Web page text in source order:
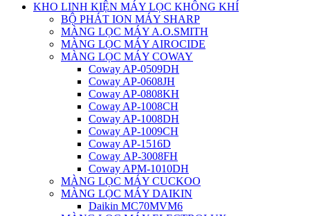
KHO LINH KIỆN MÁY LỌC KHÔNG KHÍ
BỘ PHÁT ION MÁY SHARP
MÀNG LỌC MÁY A.O.SMITH
MÀNG LỌC MÁY AIROCIDE
MÀNG LỌC MÁY COWAY
Coway AP-0509DH
Coway AP-0608JH
Coway AP-0808KH
Coway AP-1008CH
Coway AP-1008DH
Coway AP-1009CH
Coway AP-1516D
Coway AP-3008FH
Coway APM-1010DH
MÀNG LỌC MÁY CUCKOO
MÀNG LỌC MÁY DAIKIN
Daikin MC70MVM6